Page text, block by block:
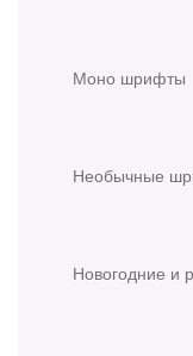
Моно шрифты
Необычные
Новогодние и